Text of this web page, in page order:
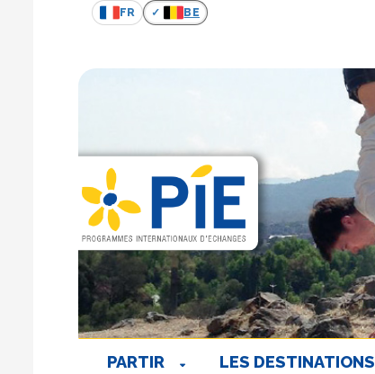
FR BE
PARTIR LES DESTINATIONS